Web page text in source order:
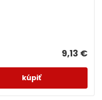
9,13 €